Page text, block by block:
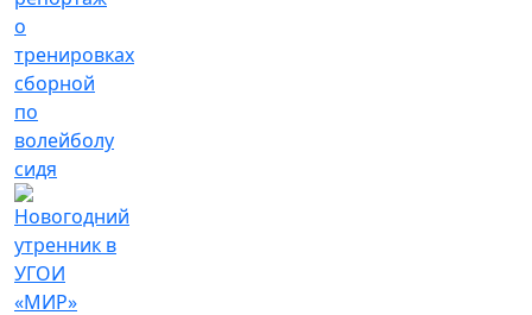
о
тренировках
сборной
по
волейболу
сидя